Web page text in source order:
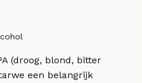
(droog, blond, bitter
een belangrijk